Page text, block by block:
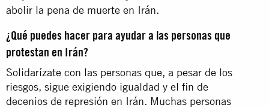
abolir la pena de muerte en Irán.
¿Qué puedes hacer para ayudar a las personas que
protestan en Irán?
Solidarízate con las personas que, a pesar de los
riesgos, sigue exigiendo igualdad y el fin de
decenios de represión en Irán. Muchas personas